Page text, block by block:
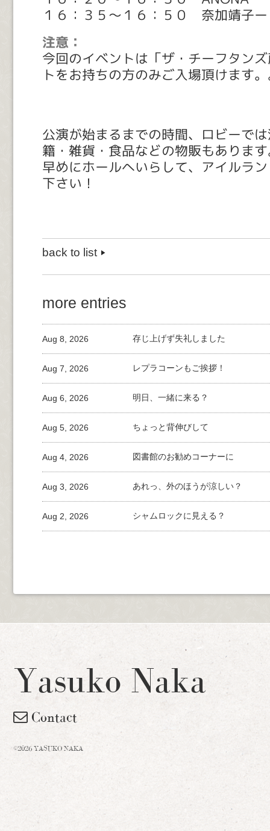
１６：３５～１６：５０ 奈加靖子ー
注意：
今回のイベントは「ザ・チーフタン
トをお持ちの方のみご入場頂けます
公演が始まるまでの時間、ロビーで
籍・雑貨・食品などの物販もありま
早めにホールへいらして、アイルラ
下さい！
back to list
more entries
存じ上げず失礼しました
Aug 8, 2026
レプラコーンもご挨拶！
Aug 7, 2026
明日、一緒に来る？
Aug 6, 2026
ちょっと背伸びして
Aug 5, 2026
図書館のお勧めコーナーに
Aug 4, 2026
あれっ、外のほうが涼しい？
Aug 3, 2026
シャムロックに見える？
Aug 2, 2026
Yasuko Naka
Contact
©2026 YASUKO NAKA